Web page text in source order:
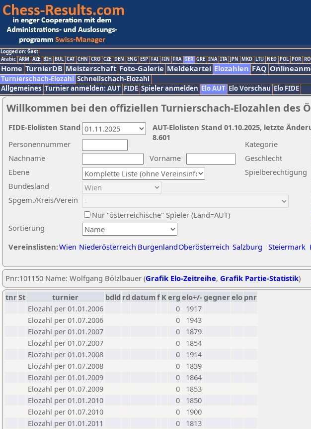
Logged on: Gast
Arabic ARM AZE BIH BUL CAT CHN CRO CZE DEN ENG ESP FAI FIN FRA GER GRE INA ITA JPN MKD LTU NED POL POR
Home TurnierDB Meisterschaft Foto-Galerie Meldekartei Elozahlen FAQ
Turnierschach-Elozahl Schnellschach-Elozahl
Allgemeines Turnier anmelden: AUT FIDE Spieler anmelden Elo AUT Elo Vorschau Elo FIDE
Willkommen bei den offiziellen Turnierschach-Elozahlen des
Nachname
Vorname
Ebene
Kategorie
Sortierung
Personennummer
Bundesland
Spgem./Kreis/Verein
Geschlecht
Nur "österreichische" Spieler (Land=AUT)
Spielberechtigung
Vereinslisten:Wien Niederösterreich BurgenlandOberösterreich Salzburg Steiermark
AUT-Elolisten Stand 01.10.2025, letzte
8.601
FIDE-Elolisten Stand
Pnr:101150 Name: Wolfgang Bölzlbauer (Grafik Elo-Zeitreihe, Grafik Partie-Statistik)
tnrSt turnier bdld rd datumf Kerg elo+/-gegnerelo pnr
Elozahl per 01.01.2006
0
1917
Elozahl per 01.07.2006
0
1943
Elozahl per 01.01.2007
0
1879
Elozahl per 01.07.2007
0
1854
Elozahl per 01.01.2008
0
1914
Elozahl per 01.07.2008
0
1839
Elozahl per 01.01.2009
0
1864
Elozahl per 01.07.2009
0
1853
Elozahl per 01.01.2010
0
1850
Elozahl per 01.07.2010
0
1900
Elozahl per 01.01.2011
0
1813